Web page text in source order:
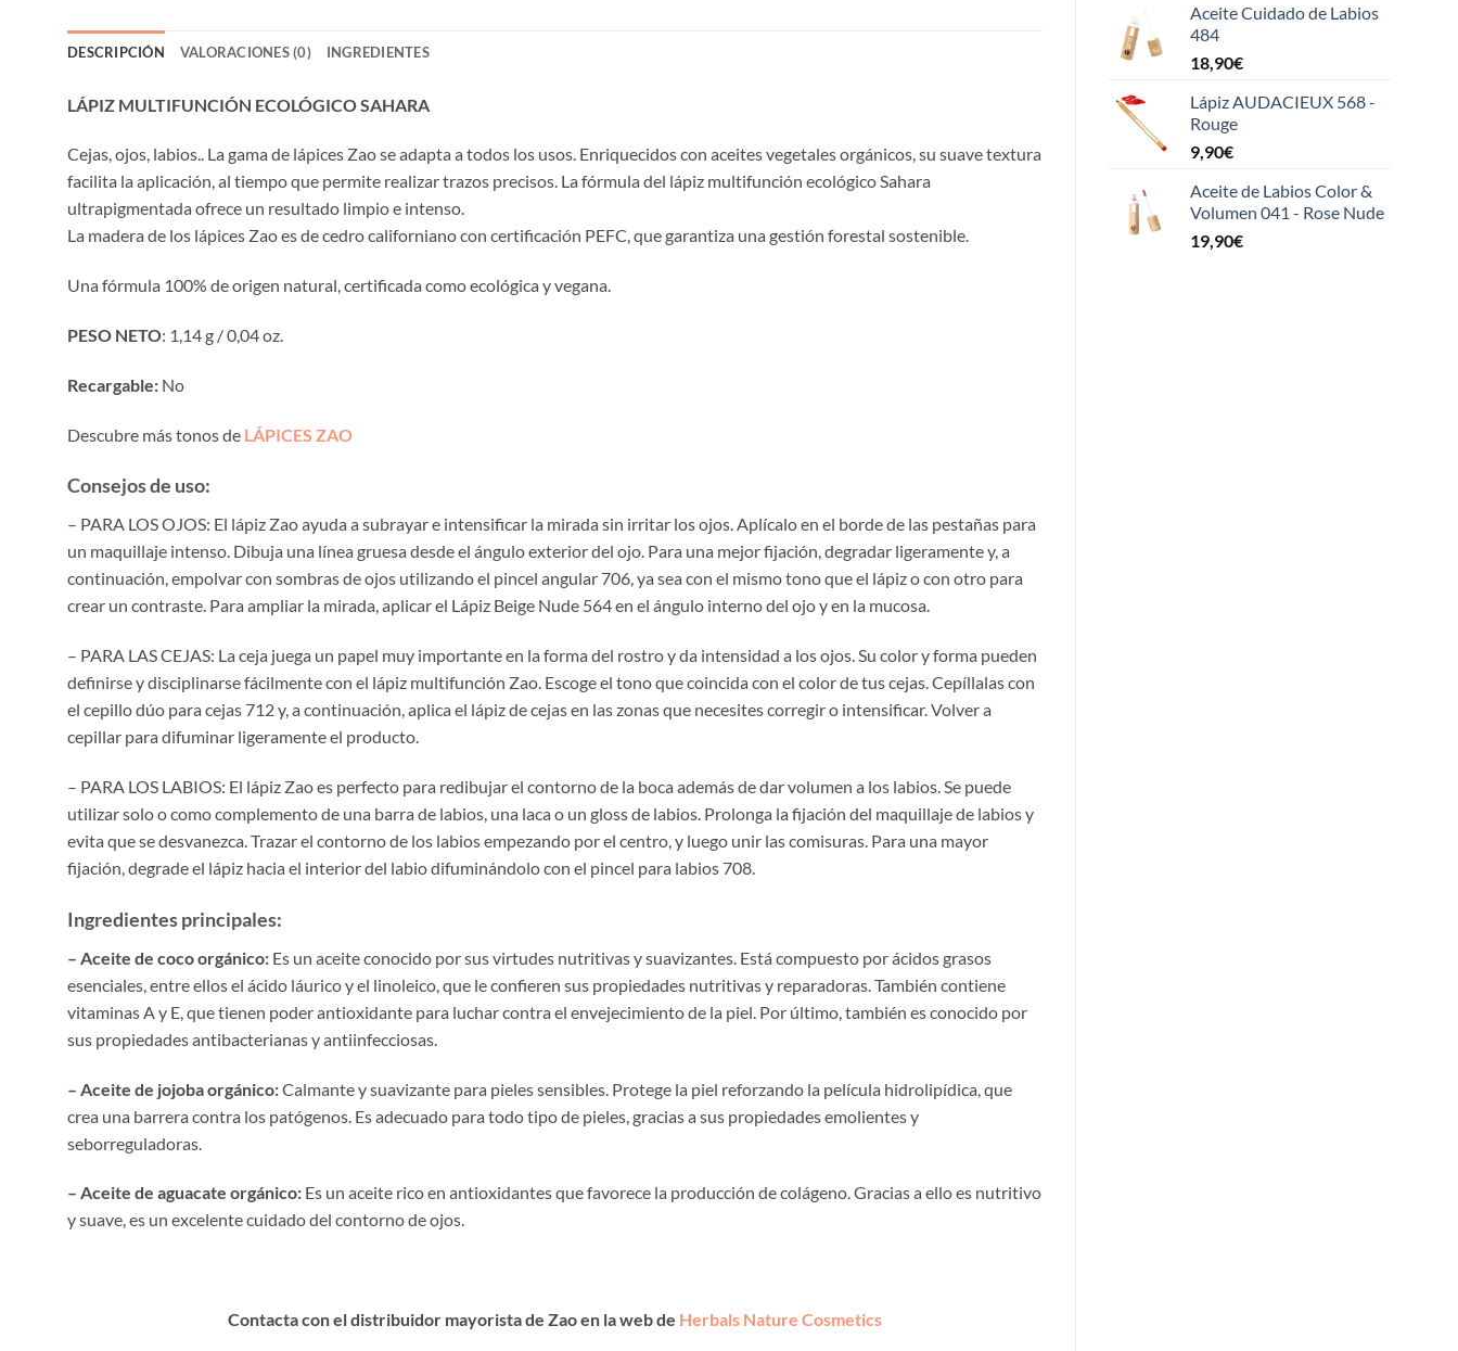
Aceite Cuidado de Labios
484
18,90€
Lápiz AUDACIEUX 568 -
Rouge
9,90€
Aceite de Labios Color &
Volumen 041 - Rose Nude
19,90€
DESCRIPCIÓN VALORACIONES (0) INGREDIENTES
LÁPIZ MULTIFUNCIÓN ECOLÓGICO SAHARA
Cejas, ojos, labios.. La gama de lápices Zao se adapta a todos los usos. Enriquecidos con aceites vegetales orgánicos, su suave textura
facilita la aplicación, al tiempo que permite realizar trazos precisos. La fórmula del lápiz multifunción ecológico Sahara
ultrapigmentada ofrece un resultado limpio e intenso.
La madera de los lápices Zao es de cedro californiano con certificación PEFC, que garantiza una gestión forestal sostenible.
Una fórmula 100% de origen natural, certificada como ecológica y vegana.
PESO NETO: 1,14 g / 0,04 oz.
Recargable: No
Descubre más tonos de LÁPICES ZAO
Consejos de uso:
– PARA LOS OJOS: El lápiz Zao ayuda a subrayar e intensificar la mirada sin irritar los ojos. Aplícalo en el borde de las pestañas para
un maquillaje intenso. Dibuja una línea gruesa desde el ángulo exterior del ojo. Para una mejor fijación, degradar ligeramente y, a
continuación, empolvar con sombras de ojos utilizando el pincel angular 706, ya sea con el mismo tono que el lápiz o con otro para
crear un contraste. Para ampliar la mirada, aplicar el Lápiz Beige Nude 564 en el ángulo interno del ojo y en la mucosa.
– PARA LAS CEJAS: La ceja juega un papel muy importante en la forma del rostro y da intensidad a los ojos. Su color y forma pueden
definirse y disciplinarse fácilmente con el lápiz multifunción Zao. Escoge el tono que coincida con el color de tus cejas. Cepíllalas con
el cepillo dúo para cejas 712 y, a continuación, aplica el lápiz de cejas en las zonas que necesites corregir o intensificar. Volver a
cepillar para difuminar ligeramente el producto.
– PARA LOS LABIOS: El lápiz Zao es perfecto para redibujar el contorno de la boca además de dar volumen a los labios. Se puede
utilizar solo o como complemento de una barra de labios, una laca o un gloss de labios. Prolonga la fijación del maquillaje de labios y
evita que se desvanezca. Trazar el contorno de los labios empezando por el centro, y luego unir las comisuras. Para una mayor
fijación, degrade el lápiz hacia el interior del labio difuminándolo con el pincel para labios 708.
Ingredientes principales:
– Aceite de coco orgánico: Es un aceite conocido por sus virtudes nutritivas y suavizantes. Está compuesto por ácidos grasos
esenciales, entre ellos el ácido láurico y el linoleico, que le confieren sus propiedades nutritivas y reparadoras. También contiene
vitaminas A y E, que tienen poder antioxidante para luchar contra el envejecimiento de la piel. Por último, también es conocido por
sus propiedades antibacterianas y antiinfecciosas.
– Aceite de jojoba orgánico:Calmante y suavizante para pieles sensibles. Protege la piel reforzando la película hidrolipídica, que
crea una barrera contra los patógenos. Es adecuado para todo tipo de pieles, gracias a sus propiedades emolientes y
seborreguladoras.
– Aceite de aguacate orgánico: Es un aceite rico en antioxidantes que favorece la producción de colágeno. Gracias a ello es nutritivo
y suave, es un excelente cuidado del contorno de ojos.
Contacta con el distribuidor mayorista de Zao en la web de Herbals Nature Cosmetics